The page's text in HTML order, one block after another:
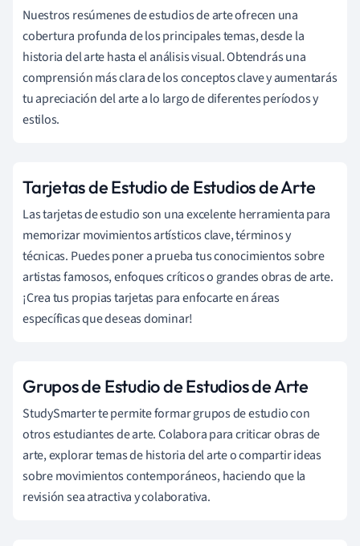
Nuestros resúmenes de estudios de arte ofrecen una
cobertura profunda de los principales temas, desde la
historia del arte hasta el análisis visual. Obtendrás una
comprensión más clara de los conceptos clave y aumentarás
tu apreciación del arte a lo largo de diferentes períodos y
estilos.
Tarjetas de Estudio de Estudios de Arte
Las tarjetas de estudio son una excelente herramienta para
memorizar movimientos artísticos clave, términos y
técnicas. Puedes poner a prueba tus conocimientos sobre
artistas famosos, enfoques críticos o grandes obras de arte.
¡Crea tus propias tarjetas para enfocarte en áreas
específicas que deseas dominar!
Grupos de Estudio de Estudios de Arte
StudySmarter te permite formar grupos de estudio con
otros estudiantes de arte. Colabora para criticar obras de
arte, explorar temas de historia del arte o compartir ideas
sobre movimientos contemporáneos, haciendo que la
revisión sea atractiva y colaborativa.